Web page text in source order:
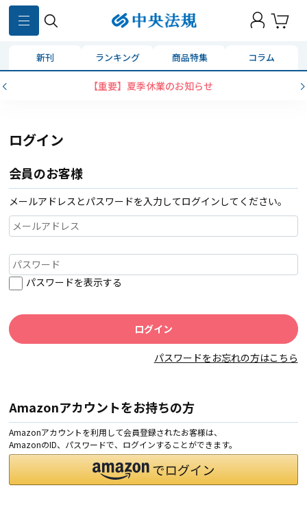
新刊 ランキング 商品特集 コラム
【重要】夏季休業のお知らせ
ログイン
会員のお客様
メールアドレスとパスワードを入力してログインしてください。
パスワードを表示する
パスワードをお忘れの方はこちら
Amazonアカウントをお持ちの方
Amazonアカウントを利用して会員登録されたお客様は、
AmazonのID、パスワードで、ログインすることができます。